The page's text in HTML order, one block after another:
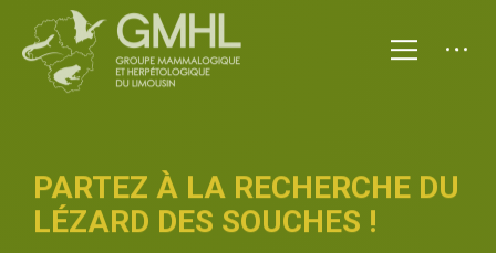
PARTEZ À LA RECHERCHE DU
LÉZARD DES SOUCHES !